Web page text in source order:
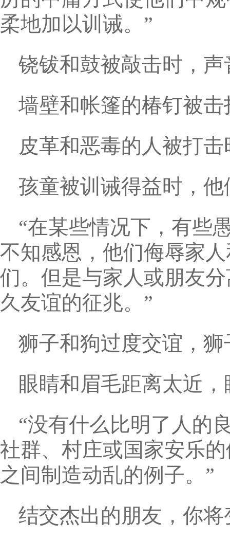
柔地加以训诫。”
铙钹和鼓被敲击时，
墙壁和帐篷的椿钉被
皮革和恶毒的人被打
孩童被训诫得益时，
“在某些情况下，有些
不知感恩，他们侮辱家
们。但是与家人或朋友
久友谊的征兆。”
狮子和狗过度交谊，
眼睛和眉毛距离太近
“没有什么比明了人的
社群、村庄或国家安乐
之间制造动乱的例子。”
结交杰出的朋友，你